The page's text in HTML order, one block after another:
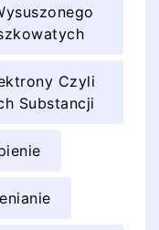
Czyli
Substancji